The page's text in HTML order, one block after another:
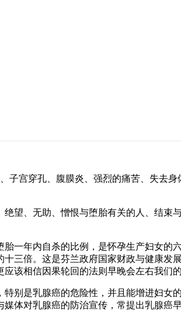
宫穿孔、腹膜炎、强烈的痛苦、失去身
、无助、憎恨与堕胎有关的人、结束
年内自杀的比例，是怀孕生产妇女的
三倍。这是芬兰政府国家财政与健康发
该相信因果轮回的法则早晚会左右我们的
是乳腺癌的危险性，并且能增进妇女
体对乳腺癌的防治宣传，常提出乳腺癌